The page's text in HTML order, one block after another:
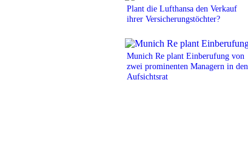
Plant die Lufthansa den Verkauf
ihrer Versicherungstöchter?
Munich Re plant Einberufung von
zwei prominenten Managern in den
Aufsichtsrat